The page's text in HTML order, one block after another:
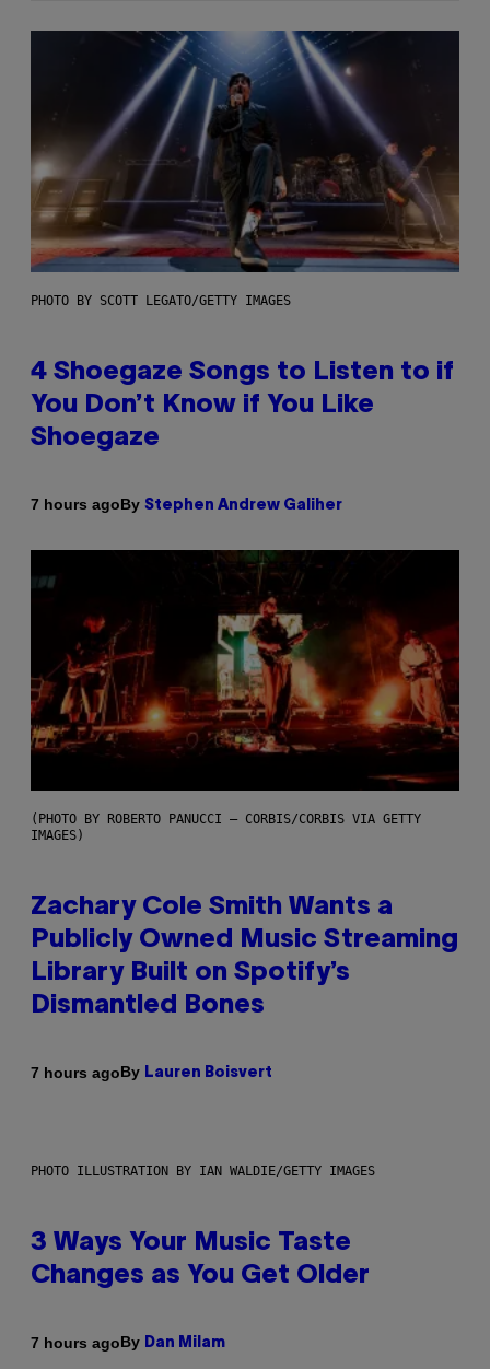
PHOTO BY SCOTT LEGATO/GETTY IMAGES
4 Shoegaze Songs to Listen to if
You Don’t Know if You Like
Shoegaze
7 hours agoBy Stephen Andrew Galiher
(PHOTO BY ROBERTO PANUCCI – CORBIS/CORBIS VIA GETTY
IMAGES)
Zachary Cole Smith Wants a
Publicly Owned Music Streaming
Library Built on Spotify’s
Dismantled Bones
7 hours agoBy Lauren Boisvert
PHOTO ILLUSTRATION BY IAN WALDIE/GETTY IMAGES
3 Ways Your Music Taste
Changes as You Get Older
7 hours agoBy Dan Milam